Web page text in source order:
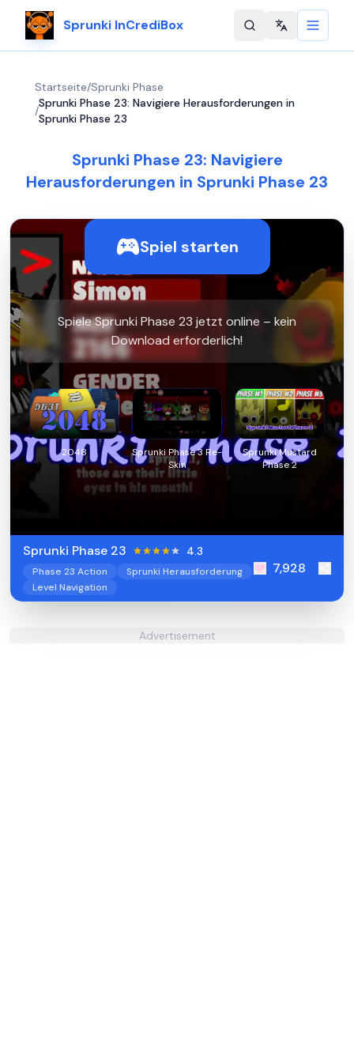
Sprunki InCrediBox Change
Startseite/Sprunki Phase
/
Sprunki Phase 23: Navigiere Herausforderungen in
Sprunki Phase 23
Sprunki Phase 23: Navigiere
Herausforderungen in Sprunki Phase 23
Spiel starten
Spiele Sprunki Phase 23 jetzt online – kein
Download erforderlich!
2048
Sprunki Phase 3 Re-
Skin
Sprunki Mustard
Phase 2
Sprunki Phase 23 4.3
Phase 23 Action
Sprunki Herausforderung
Level Navigation
7,928
Advertisement